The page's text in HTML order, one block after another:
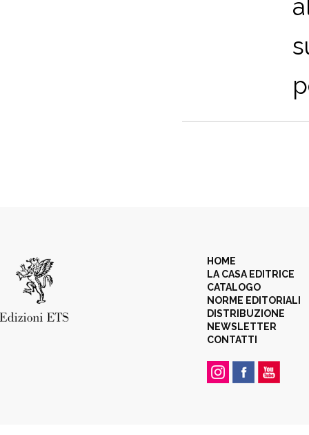
HOME
LA CASA EDITRICE
CATALOGO
NORME EDITORIALI
DISTRIBUZIONE
NEWSLETTER
CONTATTI